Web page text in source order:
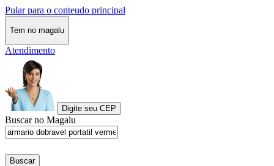
Pular para o conteudo principal
Tem no magalu
Atendimento
Digite seu CEP
Buscar no Magalu
Buscar